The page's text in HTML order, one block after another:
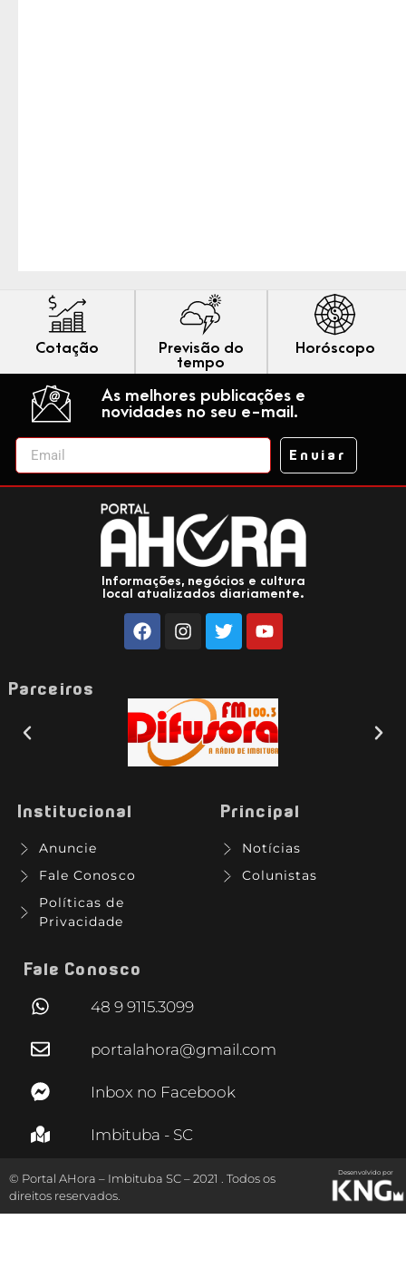
Cotação
Previsão do
tempo
Horóscopo
As melhores publicações e
novidades no seu e-mail.
Enviar
Informações, negócios e cultura
local atualizados diariamente.
Parceiros
Institucional
Anuncie
Fale Conosco
Políticas de
Privacidade
Principal
Notícias
Colunistas
Fale Conosco
48 9 9115.3099
portalahora@gmail.com
Inbox no Facebook
Imbituba - SC
© Portal AHora – Imbituba SC – 2021 . Todos os
direitos reservados.
Desenvolvido por